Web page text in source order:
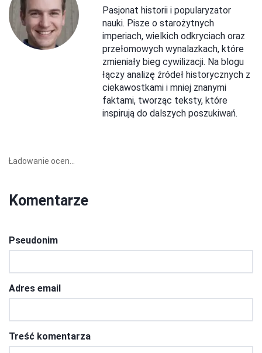
Pasjonat historii i popularyzator
nauki. Pisze o starożytnych
imperiach, wielkich odkryciach oraz
przełomowych wynalazkach, które
zmieniały bieg cywilizacji. Na blogu
łączy analizę źródeł historycznych z
ciekawostkami i mniej znanymi
faktami, tworząc teksty, które
inspirują do dalszych poszukiwań.
Ładowanie ocen...
Komentarze
Pseudonim
Adres email
Treść komentarza